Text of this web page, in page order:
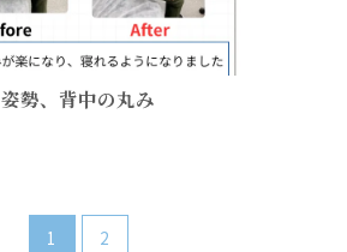
姿勢、背中の丸み
1 2